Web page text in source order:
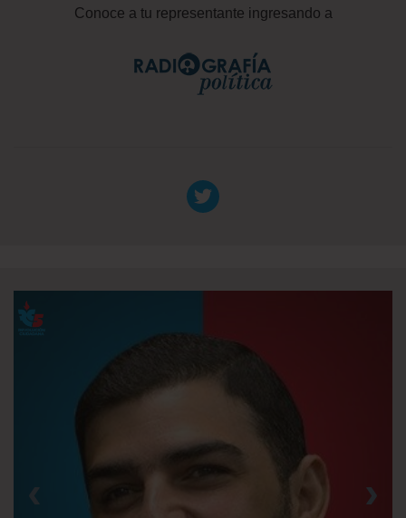
Conoce a tu representante ingresando a
‹ ›